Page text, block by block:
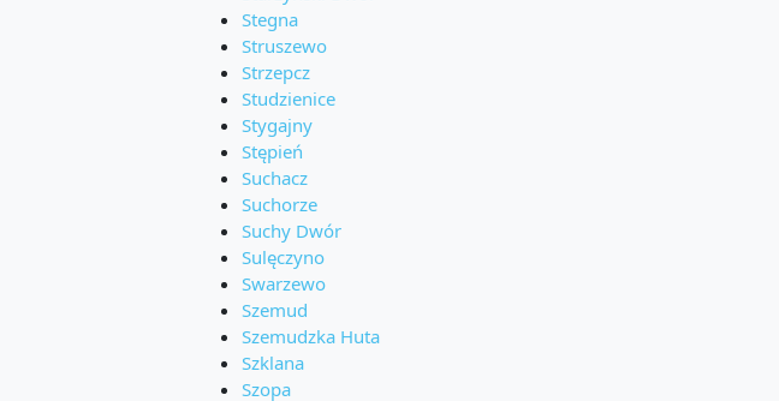
Stegna
Struszewo
Strzepcz
Studzienice
Stygajny
Stępień
Suchacz
Suchorze
Suchy Dwór
Sulęczyno
Swarzewo
Szemud
Szemudzka Huta
Szklana
Szopa